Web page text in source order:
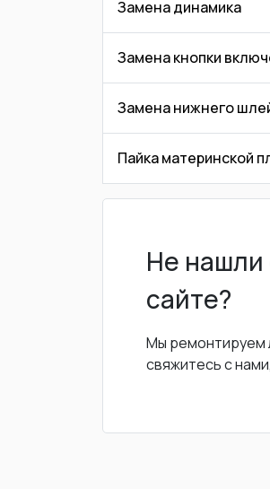
Замена динамика
Замена кнопки
Замена нижнего
Пайка материнской
Не нашли
сайте?
Мы ремонтируем
свяжитесь с